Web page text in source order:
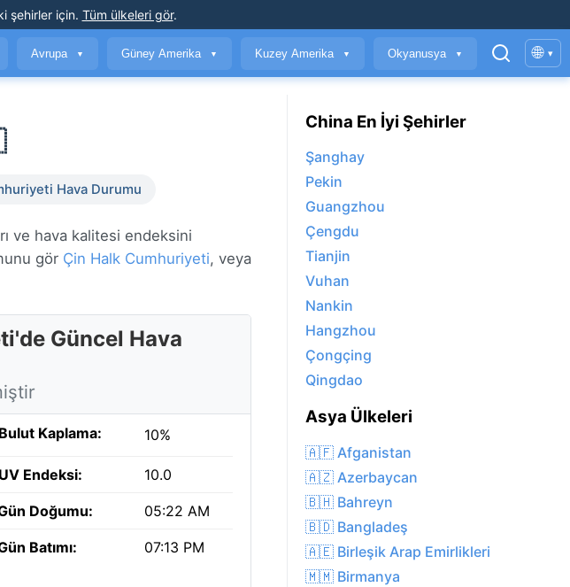
şehirler için. Tüm ülkeleri gör.
Avrupa ▼ Güney Amerika ▼ Kuzey Amerika ▼ Okyanusya ▼ 🌐 ▾
Hava Durumu
ve hava kalitesi endeksini
gör Çin Halk Cumhuriyeti, veya
Güncel Hava
Bulut Kaplama: 10%
UV Endeksi: 10.0
Doğumu: 05:22 AM
Batımı: 07:13 PM
China En İyi Şehirler
Şanghay
Pekin
Guangzhou
Çengdu
Tianjin
Vuhan
Nankin
Hangzhou
Çongçing
Qingdao
Asya Ülkeleri
🇦🇫 Afganistan
🇦🇿 Azerbaycan
🇧🇭 Bahreyn
🇧🇩 Bangladeş
🇦🇪 Birleşik Arap Emirlikleri
🇲🇲 Birmanya